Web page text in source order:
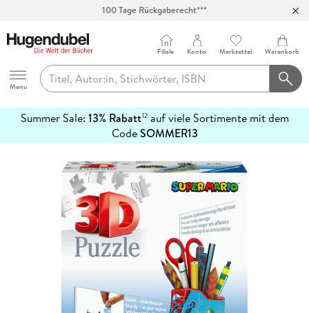
100 Tage Rückgaberecht***
Hugendubel
Menu
Filiale Konto Merkzettel Warenkorb
Summer Sale: 13% Rabatt12auf viele Sortimente mit dem
CodeSOMMER13
erfahren